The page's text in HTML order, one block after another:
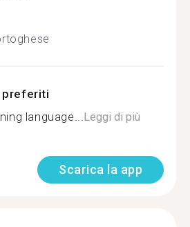
preferiti
language... Leggi di più
Scarica la app